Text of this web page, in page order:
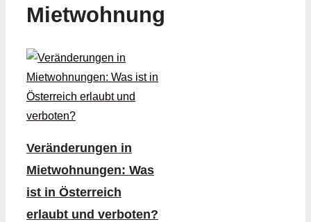
Mietwohnung
Veränderungen in
Mietwohnungen: Was
ist in Österreich
erlaubt und verboten?